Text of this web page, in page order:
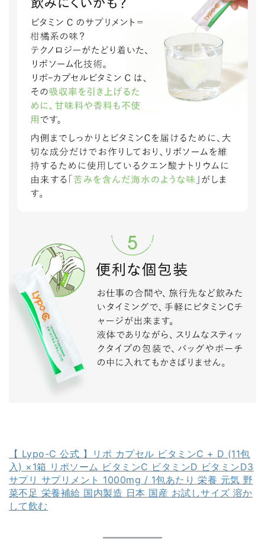
【 Lypo-C 公式 】リポ カプセル ビタミンC + D (11包
入) ×1箱 リポソーム ビタミンC ビタミンD ビタミンD3
サプリ サプリメント 1000mg / 1包あたり 栄養 元気 野
菜不足 栄養補給 国内製造 日本 国産 お試しサイズ 溶か
して飲む